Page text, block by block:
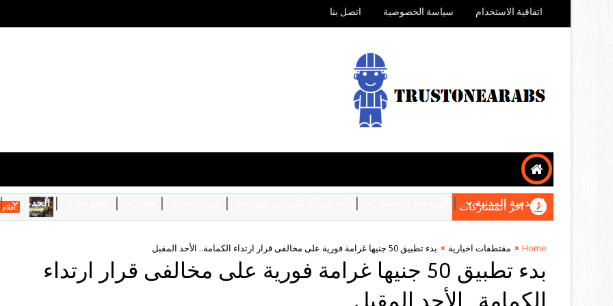
اتفاقية الاستخدام سياسة الخصوصية اتصل بنا
الهندسة المدنية الحدث اخر المشاركات افلام وثائقية
Home مقتطفات اخبارية بدء تطبيق 50 جنيها غرامة فورية على مخالفى قرار ارتداء الكمامة.. الأحد المقبل
بدء تطبيق 50 جنيها غرامة فورية على مخالفى قرار ارتداء